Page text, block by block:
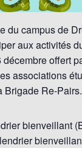
du campus de
aux activités
décembre offert
associations
Brigade Re-Pairs.
bienveillant